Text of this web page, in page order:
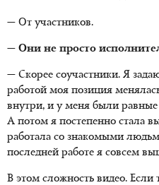
— От участников.
— Они не просто
— Скорее соучастники. Я
работой моя позиция
внутри, и у меня были
А потом я постепенно стала
работала со знакомыми
последней работе я совсем
В этом сложность видео. Если